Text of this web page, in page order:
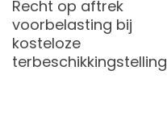
Recht op aftrek
voorbelasting bij
kosteloze
terbeschikkingstelling